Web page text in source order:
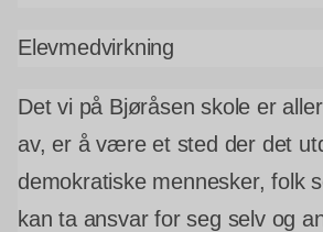
Elevmedvirkning
Det vi på Bjøråsen skole er
av, er å være et sted der det
demokratiske mennesker, folk
kan ta ansvar for seg selv og